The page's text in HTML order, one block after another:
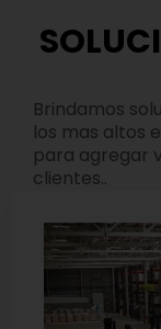
Brindamos
los mas altos
para agregar
clientes..